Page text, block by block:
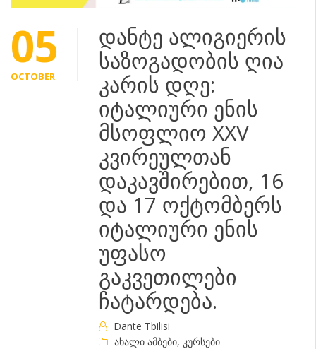
05
OCTOBER
დანტე ალიგიერის
საზოგადობის ღია
კარის დღე:
იტალიური ენის
მსოფლიო XXV
კვირეულთან
დაკავშირებით, 16
და 17 ოქტომბერს
იტალიური ენის
უფასო
გაკვეთილები
ჩატარდება.
Dante Tbilisi
ახალი ამბები, კურსები